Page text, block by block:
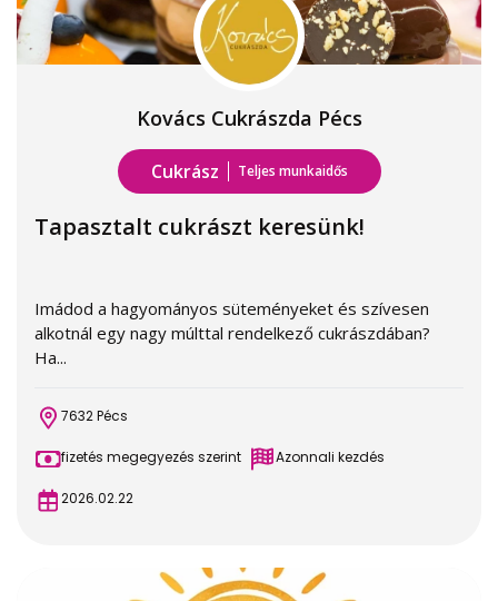
Kovács Cukrászda Pécs
Cukrász Teljes munkaidős
Tapasztalt cukrászt keresünk!
Imádod a hagyományos süteményeket és szívesen
alkotnál egy nagy múlttal rendelkező cukrászdában?
Ha...
7632 Pécs
fizetés megegyezés szerint Azonnali kezdés
2026.02.22